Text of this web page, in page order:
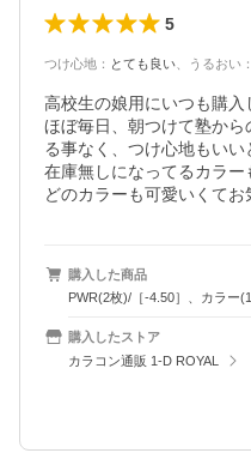
5
つけ心地 ： とても良い うるおい ：
高校生の娘用にいつも購入
ほぼ毎日、朝つけて塾か
る事なく、つけ心地もいい
在庫無しになってるカラー
どのカラーも可愛いくてお
購入した商品
PWR(2枚)/［-4.50］、カラー
購入したストア
カラコン通販 1-D ROYAL